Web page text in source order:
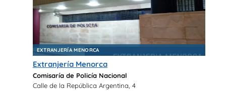
EXTRANJERÍA MENORCA
Extranjería Menorca
Comisaría de Policía Nacional
Calle de la República Argentina, 4